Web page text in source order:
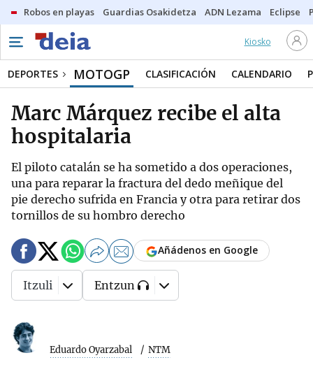
Robos en playas Guardias Osakidetza ADN Lezama Eclipse
Kiosko
DEPORTES MOTOGP CLASIFICACIÓN CALENDARIO
Marc Márquez recibe el alta
hospitalaria
El piloto catalán se ha sometido a dos operaciones,
una para reparar la fractura del dedo meñique del
pie derecho sufrida en Francia y otra para retirar dos
tornillos de su hombro derecho
Eduardo Oyarzabal NTM
Añádenos en Google
Itzuli Entzun